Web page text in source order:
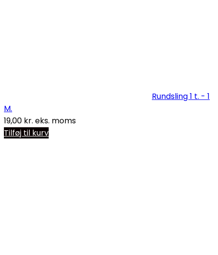
Rundsling 1 t. - 1
M.
19,00 kr. eks. moms
Tilføj til kurv